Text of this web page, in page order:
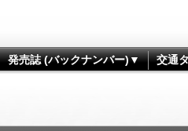
発売誌 (バックナンバー)▼ 交通